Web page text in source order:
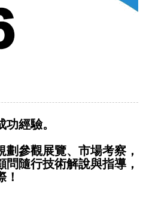
經驗。
參觀展覽、市場考察，
隨行技術解說與指導，